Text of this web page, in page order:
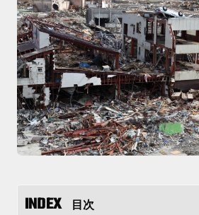
目次